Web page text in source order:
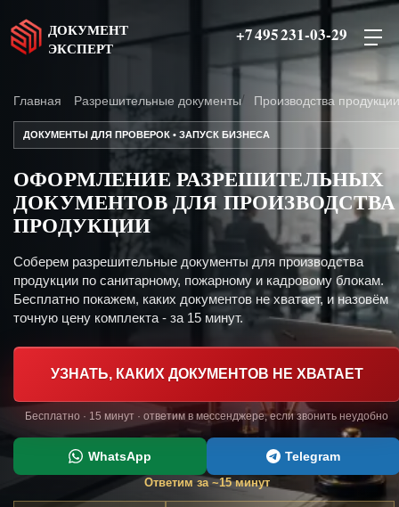
ДОКУМЕНТ
ЭКСПЕРТ
+7 495 231-03-29
Главная Разрешительные документы Производства продукции
ДОКУМЕНТЫ ДЛЯ ПРОВЕРОК • ЗАПУСК БИЗНЕСА
ОФОРМЛЕНИЕ РАЗРЕШИТЕЛЬНЫХ
ДОКУМЕНТОВ ДЛЯ ПРОИЗВОДСТВА
ПРОДУКЦИИ
Соберем разрешительные документы для производства
продукции по санитарному, пожарному и кадровому блокам.
Бесплатно покажем, каких документов не хватает, и назовём
точную цену комплекта - за 15 минут.
УЗНАТЬ, КАКИХ ДОКУМЕНТОВ НЕ ХВАТАЕТ
Бесплатно · 15 минут · ответим в мессенджере, если звонить неудобно
WhatsApp Telegram
Ответим за ~15 минут